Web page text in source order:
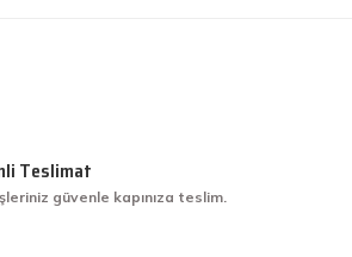
Teslimat
güvenle kapınıza teslim.